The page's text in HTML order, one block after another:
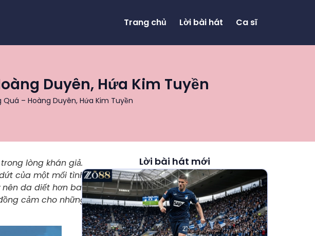
Trang chủ Lời bài hát Ca sĩ
Duyên, Hứa Kim Tuyền
– Hoàng Duyên, Hứa Kim Tuyền
lòng khán giả.
của một mối tình
nên da diết hơn bao
cảm cho những
Lời bài hát mới